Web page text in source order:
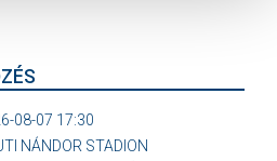
08-07 17:30
NÁNDOR STADION